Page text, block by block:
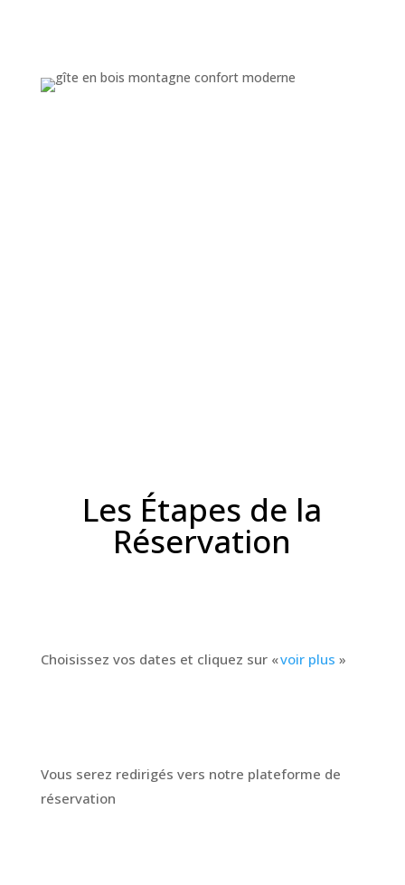
Les Étapes de la
Réservation
Choisissez vos dates et cliquez sur «voir plus »
Vous serez redirigés vers notre plateforme de
réservation